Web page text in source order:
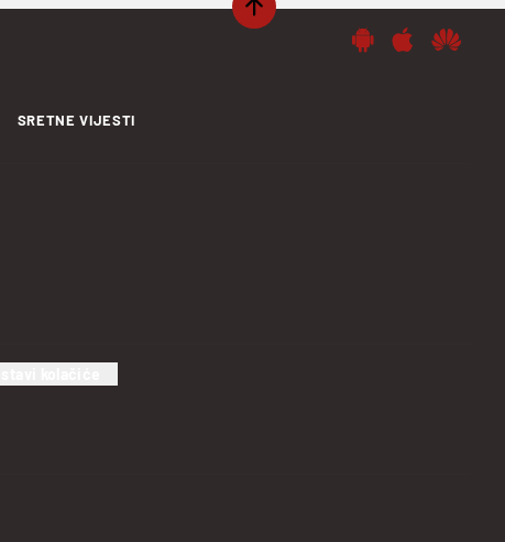
SRETNE VIJESTI